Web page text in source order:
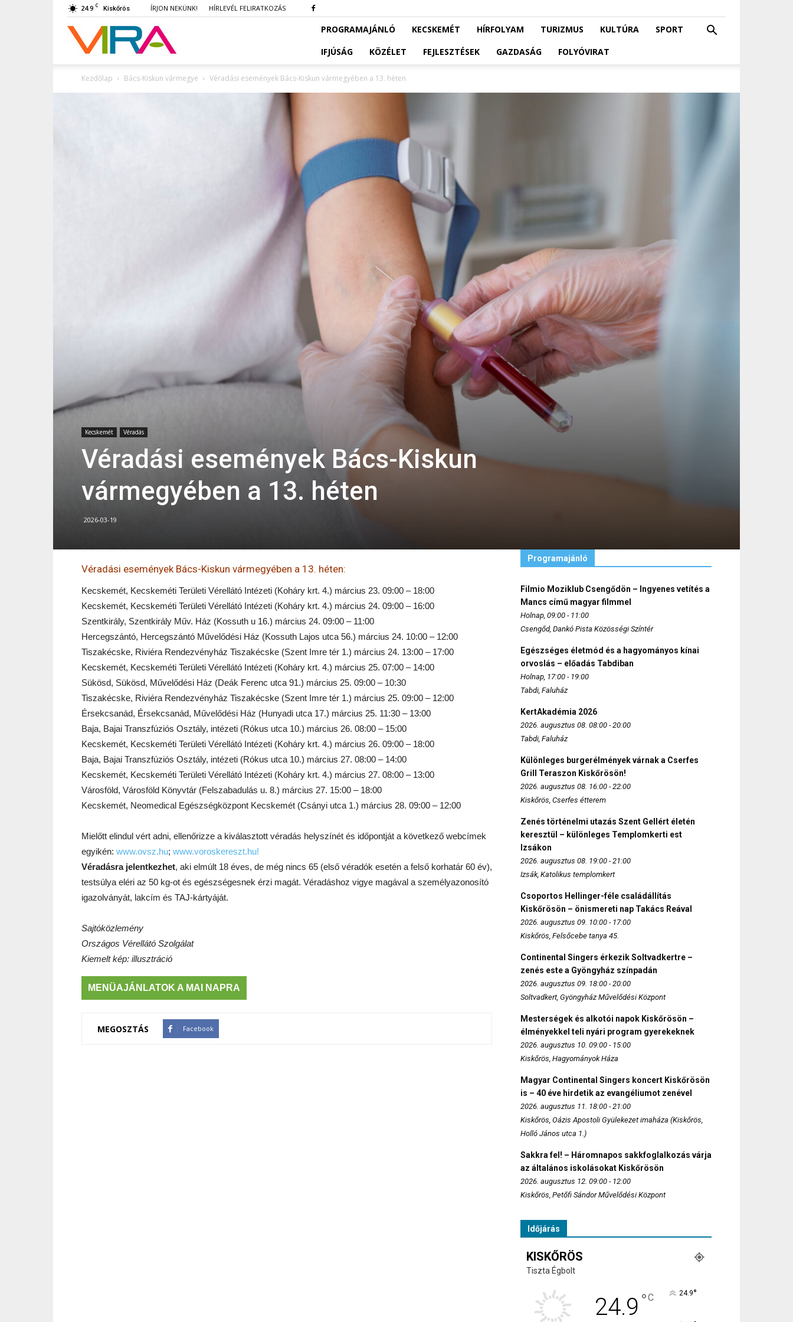
24.9 C Kiskőrös ÍRJON NEKÜNK! HÍRLEVÉL FELIRATKOZÁS
VIRA PROGRAMAJÁNLÓ KECSKEMÉT HÍRFOLYAM TURIZMUS KULTÚRA
SPORT
IFJÚSÁG
KÖZÉLET FEJLESZTÉSEK GAZDASÁG FOLYÓVIRAT
Kezdőlap Bács-Kiskun vármegye Véradási események Bács-Kiskun vármegyében a 13. héten
Kecskemét Véradás
Véradási események Bács-Kiskun
vármegyében a 13. héten
2026-03-19
Véradási események Bács-Kiskun vármegyében a 13. héten:
Kecskemét, Kecskeméti Területi Vérellátó Intézeti (Koháry krt. 4.) március 23. 09:00 – 18:00
Kecskemét, Kecskeméti Területi Vérellátó Intézeti (Koháry krt. 4.) március 24. 09:00 – 16:00
Szentkirály, Szentkirály Műv. Ház (Kossuth u 16.) március 24. 09:00 – 11:00
Hercegszántó, Hercegszántó Művelődési Ház (Kossuth Lajos utca 56.) március 24. 10:00 – 12:00
Tiszakécske, Riviéra Rendezvényház Tiszakécske (Szent Imre tér 1.) március 24. 13:00 – 17:00
Kecskemét, Kecskeméti Területi Vérellátó Intézeti (Koháry krt. 4.) március 25. 07:00 – 14:00
Sükösd, Sükösd, Művelődési Ház (Deák Ferenc utca 91.) március 25. 09:00 – 10:30
Tiszakécske, Riviéra Rendezvényház Tiszakécske (Szent Imre tér 1.) március 25. 09:00 – 12:00
Érsekcsanád, Érsekcsanád, Művelődési Ház (Hunyadi utca 17.) március 25. 11:30 – 13:00
Baja, Bajai Transzfúziós Osztály, intézeti (Rókus utca 10.) március 26. 08:00 – 15:00
Kecskemét, Kecskeméti Területi Vérellátó Intézeti (Koháry krt. 4.) március 26. 09:00 – 18:00
Baja, Bajai Transzfúziós Osztály, intézeti (Rókus utca 10.) március 27. 08:00 – 14:00
Kecskemét, Kecskeméti Területi Vérellátó Intézeti (Koháry krt. 4.) március 27. 08:00 – 13:00
Városföld, Városföld Könyvtár (Felszabadulás u. 8.) március 27. 15:00 – 18:00
Kecskemét, Neomedical Egészségközpont Kecskemét (Csányi utca 1.) március 28. 09:00 – 12:00
Mielőtt elindul vért adni, ellenőrizze a kiválasztott véradás helyszínét és időpontját a következő webcímek
egyikén: www.ovsz.hu; www.voroskereszt.hu!
Véradásra jelentkezhet, aki elmúlt 18 éves, de még nincs 65 (első véradók esetén a felső korhatár 60 év),
testsúlya eléri az 50 kg-ot és egészségesnek érzi magát. Véradáshoz vigye magával a személyazonosító
igazolványát, lakcím és TAJ-kártyáját.
Sajtóközlemény
Országos Vérellátó Szolgálat
Kiemelt kép: illusztráció
MENÜAJÁNLATOK A MAI NAPRA
MEGOSZTÁS Facebook
Programajánló
Filmio Moziklub Csengődön – Ingyenes vetítés a
Mancs című magyar filmmel
Holnap, 09:00 - 11:00
Csengőd, Dankó Pista Közösségi Színtér
Egészséges életmód és a hagyományos kínai
orvoslás – előadás Tabdiban
Holnap, 17:00 - 19:00
Tabdi, Faluház
KertAkadémia 2026
2026. augusztus 08. 08:00 - 20:00
Tabdi, Faluház
Különleges burgerélmények várnak a Cserfes
Grill Teraszon Kiskőrösön!
2026. augusztus 08. 16:00 - 22:00
Kiskőrös, Cserfes étterem
Zenés történelmi utazás Szent Gellért életén
keresztül – különleges Templomkerti est
Izsákon
2026. augusztus 08. 19:00 - 21:00
Izsák, Katolikus templomkert
Csoportos Hellinger-féle családállítás
Kiskőrösön – önismereti nap Takács Reával
2026. augusztus 09. 10:00 - 17:00
Kiskőrös, Felsőcebe tanya 45.
Continental Singers érkezik Soltvadkertre –
zenés este a Gyöngyház színpadán
2026. augusztus 09. 18:00 - 20:00
Soltvadkert, Gyöngyház Művelődési Központ
Mesterségek és alkotói napok Kiskőrösön –
élményekkel teli nyári program gyerekeknek
2026. augusztus 10. 09:00 - 15:00
Kiskőrös, Hagyományok Háza
Magyar Continental Singers koncert Kiskőrösön
is – 40 éve hirdetik az evangéliumot zenével
2026. augusztus 11. 18:00 - 21:00
Kiskőrös, Oázis Apostoli Gyülekezet imaháza (Kiskőrös,
Holló János utca 1.)
Sakkra fel! – Háromnapos sakkfoglalkozás várja
az általános iskolásokat Kiskőrösön
2026. augusztus 12. 09:00 - 12:00
Kiskőrös, Petőfi Sándor Művelődési Központ
Időjárás
KISKŐRÖS
Tiszta Égbolt
24.9 °C 24.9°